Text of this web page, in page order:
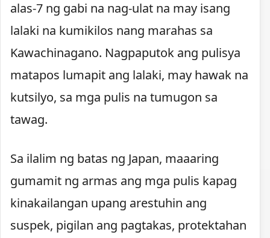
alas-7 ng gabi na nag-ulat na may isang
lalaki na kumikilos nang marahas sa
Kawachinagano. Nagpaputok ang pulisya
matapos lumapit ang lalaki, may hawak na
kutsilyo, sa mga pulis na tumugon sa
tawag.
Sa ilalim ng batas ng Japan, maaaring
gumamit ng armas ang mga pulis kapag
kinakailangan upang arestuhin ang
suspek, pigilan ang pagtakas, protektahan